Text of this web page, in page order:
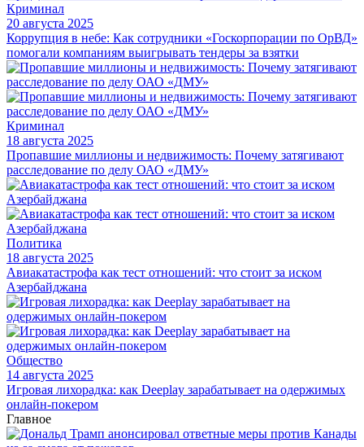
Криминал
20 августа 2025
Коррупция в небе: Как сотрудники «Госкорпорации по ОрВД»
помогали компаниям выигрывать тендеры за взятки
Криминал
18 августа 2025
Пропавшие миллионы и недвижимость: Почему затягивают
расследование по делу ОАО «ДМУ»
Политика
18 августа 2025
Авиакатастрофа как тест отношений: что стоит за иском
Азербайджана
Общество
14 августа 2025
Игровая лихорадка: как Deeplay зарабатывает на одержимых
онлайн-покером
Главное